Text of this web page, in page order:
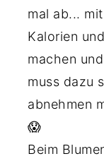
mal ab...
Kalorien
machen
muss dazu
abnehmen
😱
Beim